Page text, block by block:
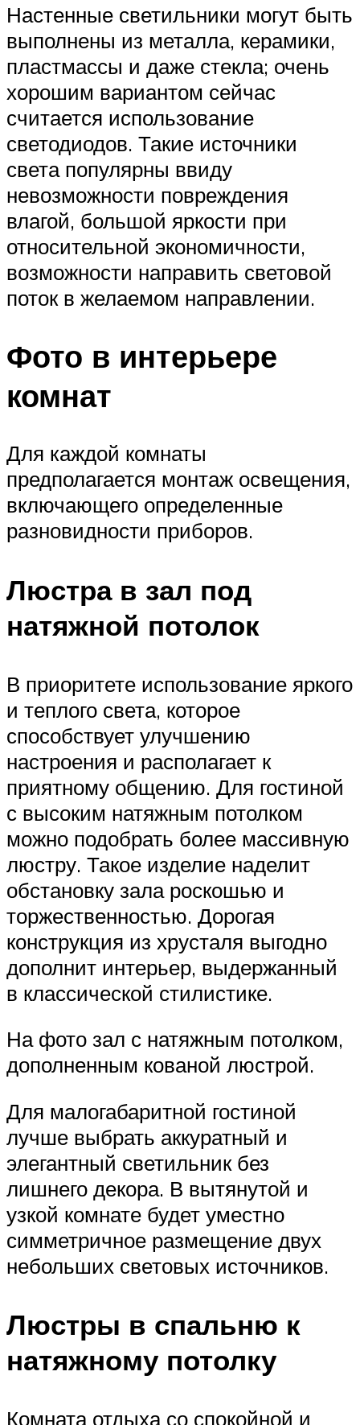
Настенные светильники могут быть
выполнены из металла, керамики,
пластмассы и даже стекла; очень
хорошим вариантом сейчас
считается использование
светодиодов. Такие источники
света популярны ввиду
невозможности повреждения
влагой, большой яркости при
относительной экономичности,
возможности направить световой
поток в желаемом направлении.
Фото в интерьере
комнат
Для каждой комнаты
предполагается монтаж освещения,
включающего определенные
разновидности приборов.
Люстра в зал под
натяжной потолок
В приоритете использование яркого
и теплого света, которое
способствует улучшению
настроения и располагает к
приятному общению. Для гостиной
с высоким натяжным потолком
можно подобрать более массивную
люстру. Такое изделие наделит
обстановку зала роскошью и
торжественностью. Дорогая
конструкция из хрусталя выгодно
дополнит интерьер, выдержанный
в классической стилистике.
На фото зал с натяжным потолком,
дополненным кованой люстрой.
Для малогабаритной гостиной
лучше выбрать аккуратный и
элегантный светильник без
лишнего декора. В вытянутой и
узкой комнате будет уместно
симметричное размещение двух
небольших световых источников.
Люстры в спальню к
натяжному потолку
Комната отдыха со спокойной и